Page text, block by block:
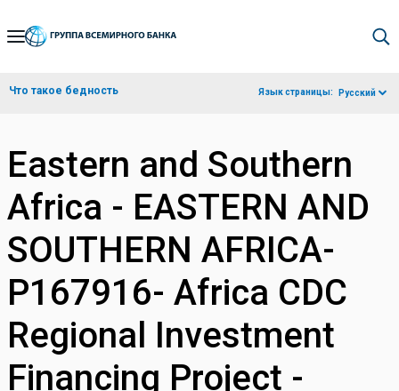
Skip
Navigation
Что такое бедность Язык страницы: Русский
Eastern and Southern
Africa - EASTERN AND
SOUTHERN AFRICA-
P167916- Africa CDC
Regional Investment
Financing Project -